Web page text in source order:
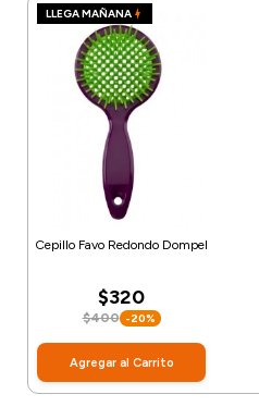
LLEGA MAÑANA
Cepillo Favo Redondo Dompel
$320
$400 -20%
Agregar al Carrito